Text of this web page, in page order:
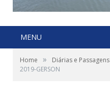
MENU
Home » Diárias e Passagens
2019-GERSON